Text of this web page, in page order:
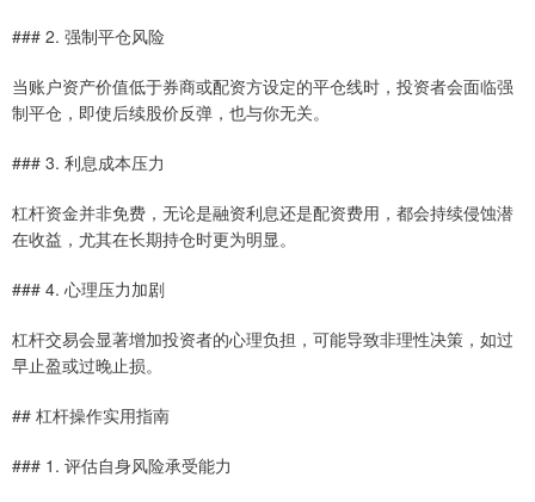
### 2. 强制平仓风险
当账户资产价值低于券商或配资方设定的平仓线时，投资者会面临强
制平仓，即使后续股价反弹，也与你无关。
### 3. 利息成本压力
杠杆资金并非免费，无论是融资利息还是配资费用，都会持续侵蚀潜
在收益，尤其在长期持仓时更为明显。
### 4. 心理压力加剧
杠杆交易会显著增加投资者的心理负担，可能导致非理性决策，如过
早止盈或过晚止损。
## 杠杆操作实用指南
### 1. 评估自身风险承受能力